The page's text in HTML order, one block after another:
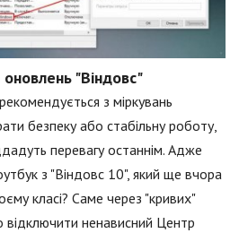
"Віндовс"
з міркувань
безпеку або стабільну роботу,
перевагу останнім. Адже
з "Віндовс 10", який ще вчора
класі? Саме через "кривих"
відключити ненависний Центр